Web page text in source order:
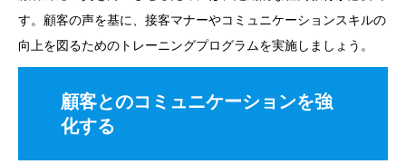
す。顧客の声を基に、接客マナーやコミュニケーションスキルの
向上を図るためのトレーニングプログラムを実施しましょう。
顧客とのコミュニケーションを強
化する